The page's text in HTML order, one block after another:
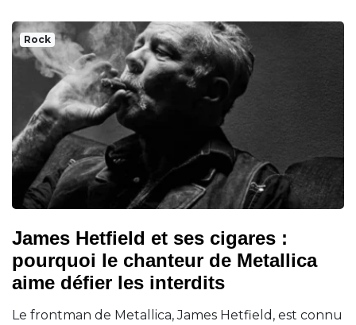
Rock
James Hetfield et ses cigares :
pourquoi le chanteur de Metallica
aime défier les interdits
Le frontman de Metallica, James Hetfield, est connu